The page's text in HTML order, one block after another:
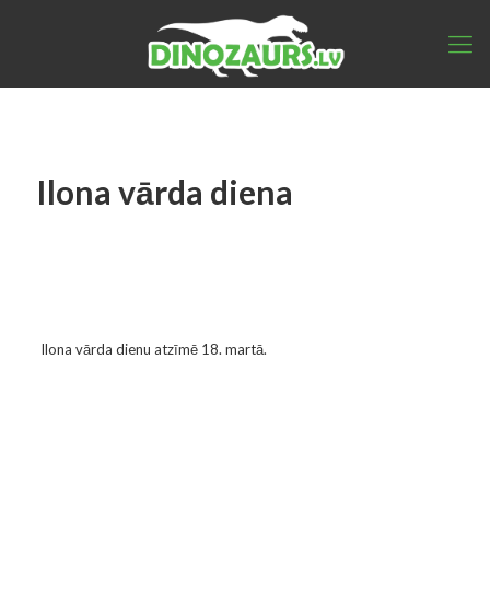
Ilona vārda diena
Ilona vārda dienu atzīmē 18. martā.